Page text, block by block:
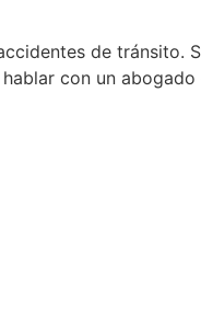
de tránsito.
con un abogado